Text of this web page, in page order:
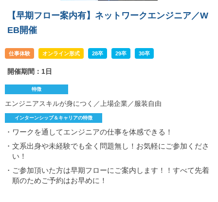
【早期フロー案内有】ネットワークエンジニア／W
EB開催
仕事体験 オンライン形式 28卒 29卒 30卒
開催期間：1日
特徴
エンジニアスキルが身につく／上場企業／服装自由
インターンシップ＆キャリアの特徴
・ワークを通してエンジニアの仕事を体感できる！
・文系出身や未経験でも全く問題無し！お気軽にご参加くださ
い！
・ご参加頂いた方は早期フローにご案内します！！すべて先着
順のためご予約はお早めに！